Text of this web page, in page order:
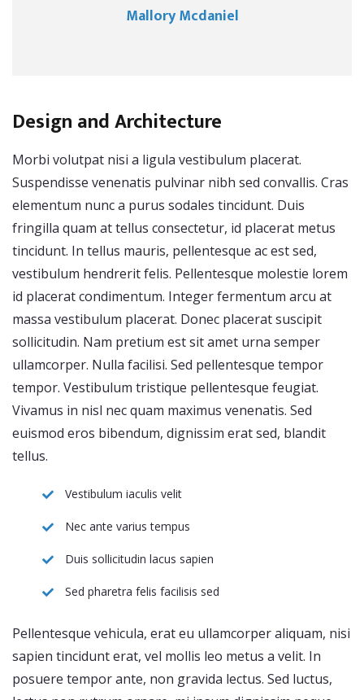
Mallory Mcdaniel
Design and Architecture
Morbi volutpat nisi a ligula vestibulum placerat.
Suspendisse venenatis pulvinar nibh sed convallis. Cras
elementum nunc a purus sodales tincidunt. Duis
fringilla quam at tellus consectetur, id placerat metus
tincidunt. In tellus mauris, pellentesque ac est sed,
vestibulum hendrerit felis. Pellentesque molestie lorem
id placerat condimentum. Integer fermentum arcu at
massa vestibulum placerat. Donec placerat suscipit
sollicitudin. Nam pretium est sit amet urna semper
ullamcorper. Nulla facilisi. Sed pellentesque tempor
tempor. Vestibulum tristique pellentesque feugiat.
Vivamus in nisl nec quam maximus venenatis. Sed
euismod eros bibendum, dignissim erat sed, blandit
tellus.
Vestibulum iaculis velit
Nec ante varius tempus
Duis sollicitudin lacus sapien
Sed pharetra felis facilisis sed
Pellentesque vehicula, erat eu ullamcorper aliquam, nisi
sapien tincidunt erat, vel mollis leo metus a velit. In
posuere tempor ante, non gravida lectus. Sed luctus,